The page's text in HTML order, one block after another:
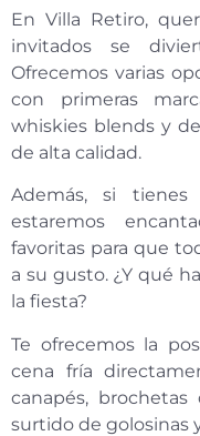
En Villa Retiro,
invitados se
Ofrecemos varias
con primeras
whiskies blends y
de alta calidad.
Además, si tienes
estaremos
favoritas para que
a su gusto. ¿Y qué
la fiesta?
Te ofrecemos la
cena fría
canapés,
surtido de golosinas